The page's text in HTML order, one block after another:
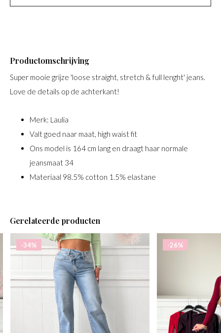
Productomschrijving
Super mooie grijze 'loose straight, stretch & full lenght' jeans.
Love de details op de achterkant!
Merk: Laulia
Valt goed naar maat, high waist fit
Ons model is 164 cm lang en draagt haar normale
jeansmaat 34
Materiaal 98.5% cotton 1.5% elastane
Gerelateerde producten
-34% -26%